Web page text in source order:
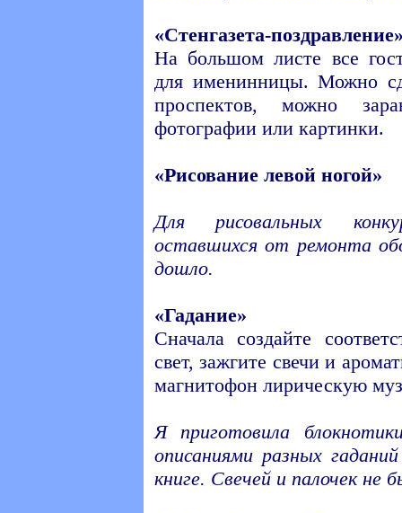
«Стенгазета-
На большом листе все
для именинницы. Можно
проспектов, можно
фотографии или картинки.
«Рисование левой ногой»
Для рисовальных
оставшихся от ремонта
дошло.
«Гадание»
Сначала создайте
свет, зажгите свечи и
магнитофон лирическую
Я приготовила
описаниями разных
книге. Свечей и палочек не